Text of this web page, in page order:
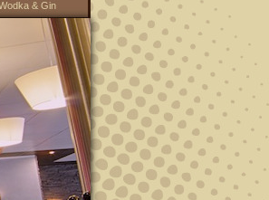
& Gin